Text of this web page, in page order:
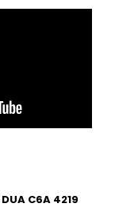
DUA C6A 4219